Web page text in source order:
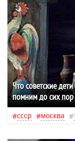
Что советские
помним до сих пор
ссср москва